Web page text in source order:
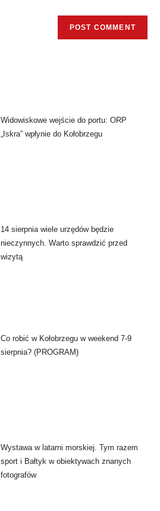
Widowiskowe wejście do portu: ORP
„Iskra” wpłynie do Kołobrzegu
14 sierpnia wiele urzędów będzie
nieczynnych. Warto sprawdzić przed
wizytą
Co robić w Kołobrzegu w weekend 7-9
sierpnia? (PROGRAM)
Wystawa w latarni morskiej. Tym razem
sport i Bałtyk w obiektywach znanych
fotografów